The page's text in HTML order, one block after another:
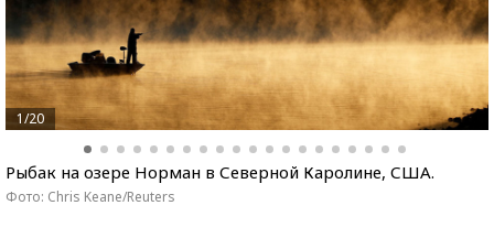
1/20
Рыбак на озере Норман в Северной Каролине, США.
Фото: Chris Keane/Reuters